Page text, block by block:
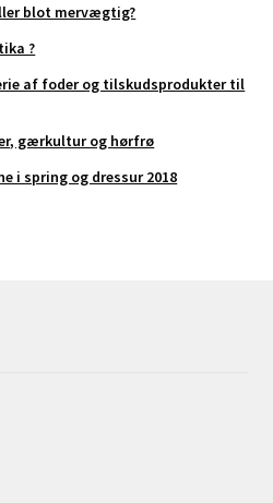
blot mervægtig?
?
af foder og tilskudsprodukter til
gærkultur og hørfrø
i spring og dressur 2018